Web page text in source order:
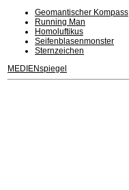
Geomantischer Kompass
Running Man
Homoluftikus
Seifenblasenmonster
Sternzeichen
MEDIENspiegel